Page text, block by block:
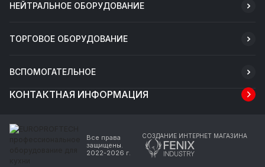
НЕЙТРАЛЬНОЕ ОБОРУДОВАНИЕ
ТОРГОВОЕ ОБОРУДОВАНИЕ
ВСПОМОГАТЕЛЬНОЕ
КОНТАКТНАЯ ИНФОРМАЦИЯ
Все права
защищены.
2022-2026 г.
СОЗДАНИЕ ИНТЕРНЕТ МАГАЗИНА